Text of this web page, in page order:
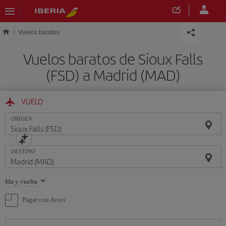
Saltar al contenido principal
Vuelos baratos
Vuelos baratos de Sioux Falls
(FSD) a Madrid (MAD)
VUELO
ORIGEN
DESTINO
Seleccione
una
opción
Ida y vuelta
Pagar con Avios